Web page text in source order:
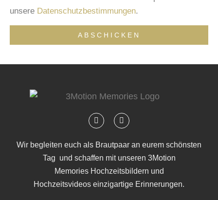
unsere Datenschutzbestimmungen.
ABSCHICKEN
Wir begleiten euch als Brautpaar an eurem schönsten
Tag und schaffen mit unseren 3Motion
MemoriesHochzeitsbildern und
Hochzeitsvideos einzigartige Erinnerungen.